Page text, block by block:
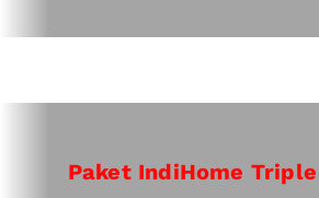
Paket IndiHome